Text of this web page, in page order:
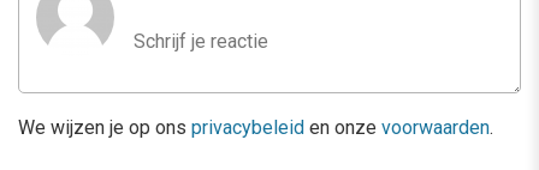
We wijzen je op ons privacybeleid en onze voorwaarden.